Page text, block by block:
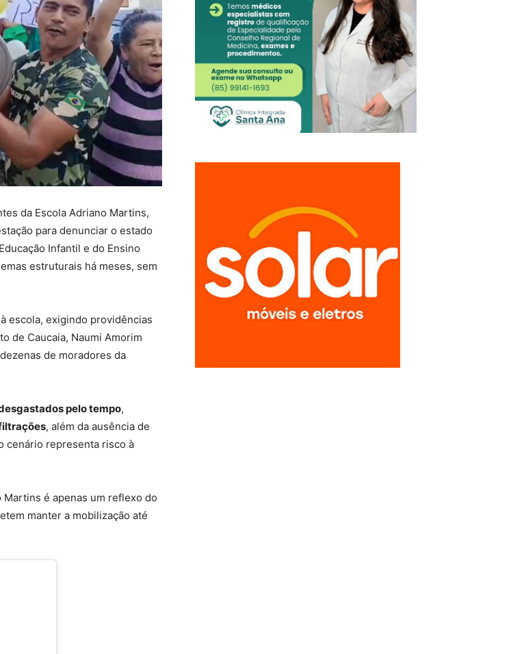
da Escola Adriano Martins,
para denunciar o estado
Infantil e do Ensino
estruturais há meses, sem
escola, exigindo providências
de Caucaia, Naumi Amorim
de moradores da
pelo tempo,
, além da ausência de
cenário representa risco à
Martins é apenas um reflexo do
manter a mobilização até